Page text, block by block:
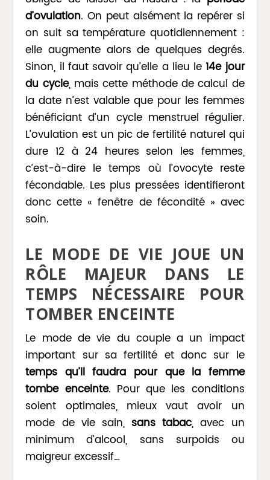
d’ovulation. On peut aisément la repérer si
on suit sa température quotidiennement :
elle augmente alors de quelques degrés.
Sinon, il faut savoir qu’elle a lieu le14ejour
du cycle, mais cette méthode de calcul de
la date n’est valable que pour les femmes
bénéficiant d’un cycle menstruel régulier.
L’ovulation est un pic de fertilité naturel qui
dure 12 à 24 heures selon les femmes,
c’est-à-dire le temps où l’ovocyte reste
fécondable. Les plus pressées identifieront
donc cette « fenêtre de fécondité » avec
soin.
LE MODE DE VIE JOUE UN
RÔLE MAJEUR DANS LE
TEMPS NÉCESSAIRE POUR
TOMBER ENCEINTE
Le mode de vie du couple a un impact
important sur sa fertilité et donc sur le
temps qu’il faudra pour que la femme
tombe enceinte. Pour que les conditions
soient optimales, mieux vaut avoir un
mode de vie sain, sans tabac, avec un
minimum d’alcool, sans surpoids ou
maigreur excessif…